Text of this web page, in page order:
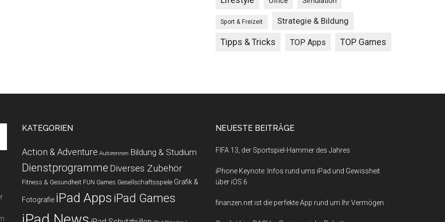
Sport & Freizeit Strategie & Bildung
Tipps & Tricks TOP Apps TOP Games
KATEGORIEN
Action & Adventure Autorennen Bildung & Studium
Dienstprogramme Diverses Zubehör
Fitness & Gesundheit FUN Games Gesellschaftsspiele Grafik &
Fotografie iPad Apps iPad Games
NEUESTE BEITRÄGE
FIFA 13, der Sportspiel-Hammer des Jahres
iPhone Keynote: Infos rund ums iPad und Gewissheit
über iOS 6
finanzen.net ist die perfekte App rund um Ihr Vermögen